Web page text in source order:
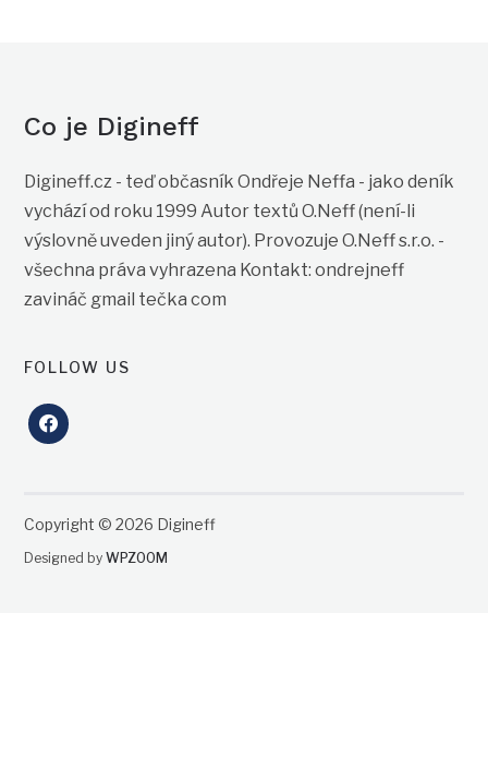
Co je Digineff
Digineff.cz - teď občasník Ondřeje Neffa - jako deník
vychází od roku 1999 Autor textů O.Neff (není-li
výslovně uveden jiný autor). Provozuje O.Neff s.r.o. -
všechna práva vyhrazena Kontakt: ondrejneff
zavináč gmail tečka com
FOLLOW US
facebook
Copyright © 2026 Digineff
Designed byWPZOOM